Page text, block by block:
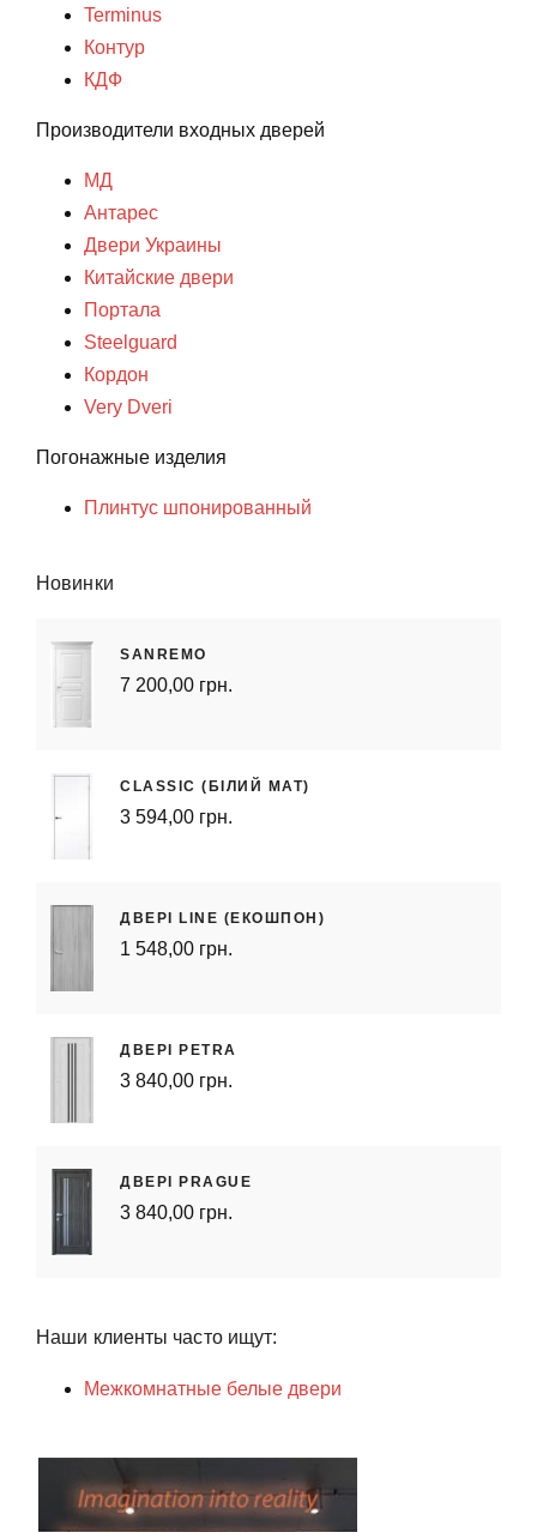
Terminus
Контур
КДФ
Производители входных дверей
МД
Антарес
Двери Украины
Китайские двери
Портала
Steelguard
Кордон
Very Dveri
Погонажные изделия
Плинтус шпонированный
Новинки
SANREMO
7 200,00 грн.
CLASSIC (БІЛИЙ МАТ)
3 594,00 грн.
ДВЕРІ LINE (ЕКОШПОН)
1 548,00 грн.
ДВЕРІ PETRA
3 840,00 грн.
ДВЕРІ PRAGUE
3 840,00 грн.
Наши клиенты часто ищут:
Межкомнатные белые двери